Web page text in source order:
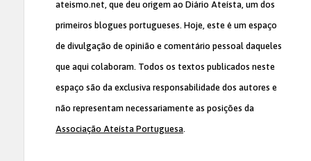
ateismo.net, que deu origem ao Diário Ateísta, um dos
primeiros blogues portugueses. Hoje, este é um espaço
de divulgação de opinião e comentário pessoal daqueles
que aqui colaboram. Todos os textos publicados neste
espaço são da exclusiva responsabilidade dos autores e
não representam necessariamente as posições da
Associação Ateísta Portuguesa.